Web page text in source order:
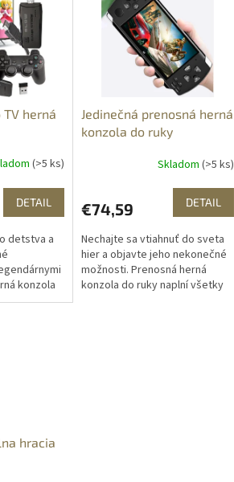
TV herná
(>5 ks)
DETAIL
detstva a
konzola
od
Jedinečná prenosná herná
konzola do ruky
Skladom(>5 ks)
€74,59 DETAIL
Nechajte sa vtiahnuť do sveta
hier a objavte jeho nekonečné
možnosti. Prenosná herná
konzola do ruky naplní všetky
hracia